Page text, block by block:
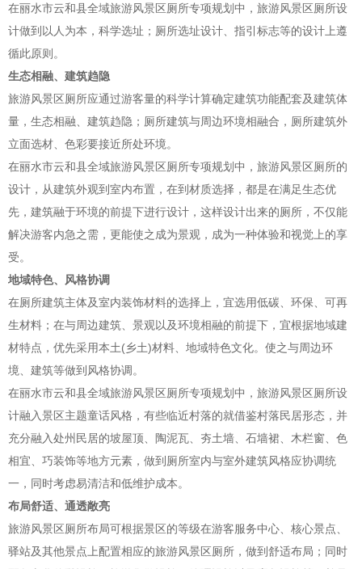
在丽水市云和县全域旅游风景区厕所专项规划中，旅游风景区厕所设
计做到以人为本，科学选址；厕所选址设计、指引标志等的设计上遵
循此原则。
生态相融、建筑趋隐
旅游风景区厕所应通过游客量的科学计算确定建筑功能配套及建筑体
量，生态相融、建筑趋隐；厕所建筑与周边环境相融合，厕所建筑外
立面选材、色彩要接近所处环境。
在丽水市云和县全域旅游风景区厕所专项规划中，旅游风景区厕所的
设计，从建筑外观到室内布置，在到材质选择，都是在满足生态优
先，建筑融于环境的前提下进行设计，这样设计出来的厕所，不仅能
解决游客内急之需，更能使之成为景观，成为一种体验和视觉上的享
受。
地域特色、风格协调
在厕所建筑主体及室内装饰材料的选择上，宜选用低碳、环保、可再
生材料；在与周边建筑、景观以及环境相融的前提下，宜根据地域建
材特点，优先采用本土(乡土)材料、地域特色文化。使之与周边环
境、建筑等做到风格协调。
在丽水市云和县全域旅游风景区厕所专项规划中，旅游风景区厕所设
计融入景区主题童话风格，有些临近村落的就借鉴村落民居形态，并
充分融入处州民居的坡屋顶、陶泥瓦、夯土墙、石墙裙、木栏窗、色
相宜、巧装饰等地方元素，做到厕所室内与室外建筑风格应协调统
一，同时考虑易清洁和低维护成本。
布局舒适、通透敞亮
旅游风景区厕所布局可根据景区的等级在游客服务中心、核心景点、
驿站及其他景点上配置相应的旅游风景区厕所，做到舒适布局；同时